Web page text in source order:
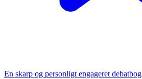
En skarp og personligt engageret debatbog